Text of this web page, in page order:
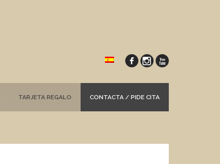
TARJETA REGALO CONTACTA / PIDE CITA